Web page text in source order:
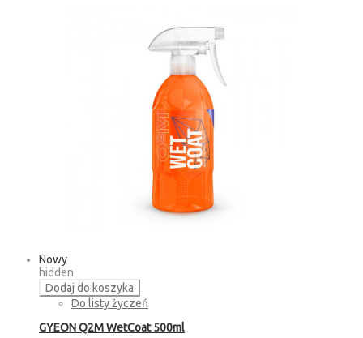
Nowy
hidden
Dodaj do koszyka
Do listy życzeń
GYEON Q2M WetCoat 500ml